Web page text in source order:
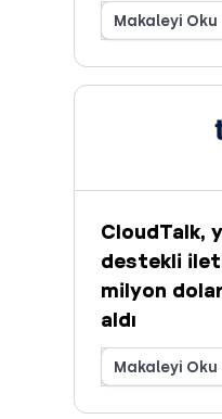
Makaleyi
CloudTalk,
destekli
milyon
aldı
Makaleyi